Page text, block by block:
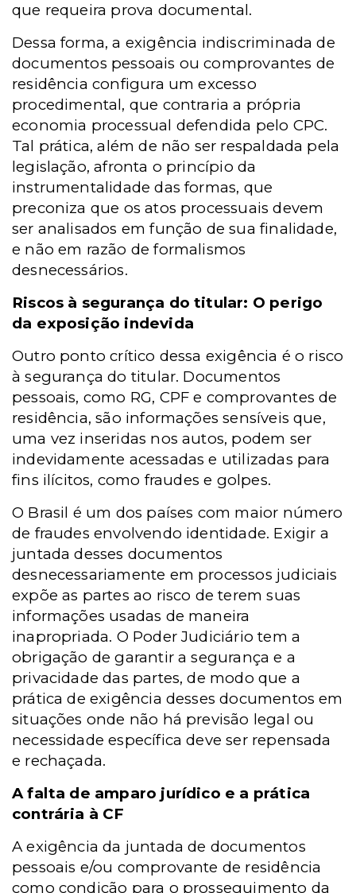
que requeira prova documental.
Dessa forma, a exigência indiscriminada de
documentos pessoais ou comprovantes de
residência configura um excesso
procedimental, que contraria a própria
economia processual defendida pelo CPC.
Tal prática, além de não ser respaldada pela
legislação, afronta o princípio da
instrumentalidade das formas, que
preconiza que os atos processuais devem
ser analisados em função de sua finalidade,
e não em razão de formalismos
desnecessários.
Riscos à segurança do titular: O perigo
da exposição indevida
Outro ponto crítico dessa exigência é o risco
à segurança do titular. Documentos
pessoais, como RG, CPF e comprovantes de
residência, são informações sensíveis que,
uma vez inseridas nos autos, podem ser
indevidamente acessadas e utilizadas para
fins ilícitos, como fraudes e golpes.
O Brasil é um dos países com maior número
de fraudes envolvendo identidade. Exigir a
juntada desses documentos
desnecessariamente em processos judiciais
expõe as partes ao risco de terem suas
informações usadas de maneira
inapropriada. O Poder Judiciário tem a
obrigação de garantir a segurança e a
privacidade das partes, de modo que a
prática de exigência desses documentos em
situações onde não há previsão legal ou
necessidade específica deve ser repensada
e rechaçada.
A falta de amparo jurídico e a prática
contrária à CF
A exigência da juntada de documentos
pessoais e/ou comprovante de residência
como condição para o prosseguimento da